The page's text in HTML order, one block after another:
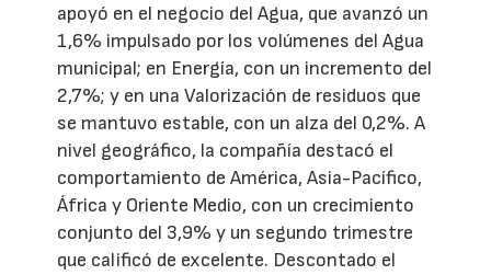
apoyó en el negocio del Agua, que avanzó un
1,6% impulsado por los volúmenes del Agua
municipal; en Energía, con un incremento del
2,7%; y en una Valorización de residuos que
se mantuvo estable, con un alza del 0,2%. A
nivel geográfico, la compañía destacó el
comportamiento de América, Asia-Pacífico,
África y Oriente Medio, con un crecimiento
conjunto del 3,9% y un segundo trimestre
que calificó de excelente. Descontado el